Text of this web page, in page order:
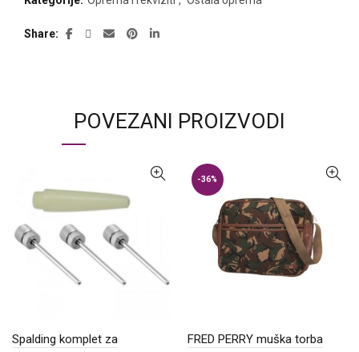
Share
POVEZANI PROIZVODI
Spalding komplet za
-36%
FRED PERRY muška torba